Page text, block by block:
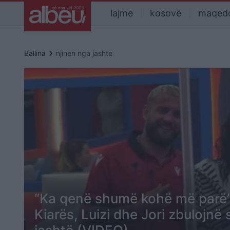
lajme kosovë
Ballina keyboard_arrow_right njihen nga jashte
“Ka qenë shumë kohë më
Kiarës, Luizi dhe Jori zbulojnë